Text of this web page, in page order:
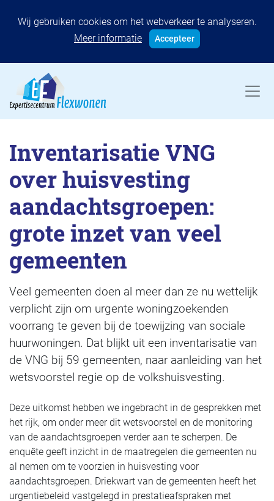
Wij gebruiken cookies om het webverkeer te analyseren.
Meer informatie
Accepteer
Inventarisatie VNG
over huisvesting
aandachtsgroepen:
grote inzet van veel
gemeenten
Veel gemeenten doen al meer dan ze nu wettelijk
verplicht zijn om urgente woningzoekenden
voorrang te geven bij de toewijzing van sociale
huurwoningen. Dat blijkt uit een inventarisatie van
de VNG bij 59 gemeenten, naar aanleiding van het
wetsvoorstel regie op de volkshuisvesting.
Deze uitkomst hebben we ingebracht in de gesprekken met
het rijk, om onder meer dit wetsvoorstel en de monitoring
van de aandachtsgroepen verder aan te scherpen. De
enquête geeft inzicht in de maatregelen die gemeenten nu
al nemen om te voorzien in huisvesting voor
aandachtsgroepen. Driekwart van de gemeenten heeft het
urgentiebeleid vastgelegd in prestatieafspraken met